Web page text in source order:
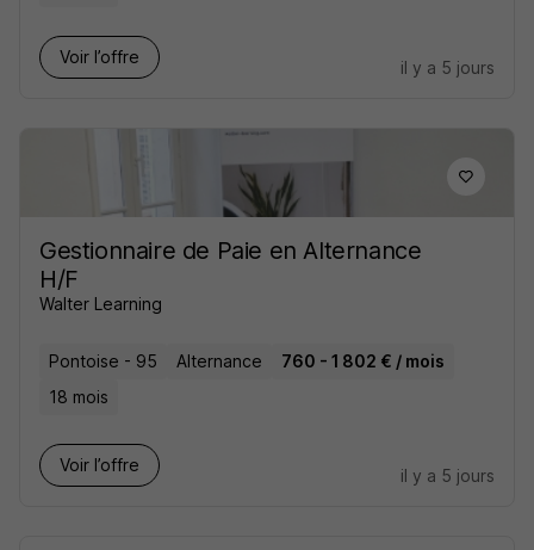
Voir l’offre
il y a 5 jours
Gestionnaire de Paie en Alternance
H/F
Walter Learning
Pontoise - 95 Alternance
760 - 1 802 € / mois
18 mois
Voir l’offre
il y a 5 jours